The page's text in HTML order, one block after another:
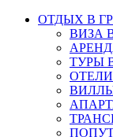
ОТДЫХ В
ВИЗА
ТУРЫ
ОТЕЛИ